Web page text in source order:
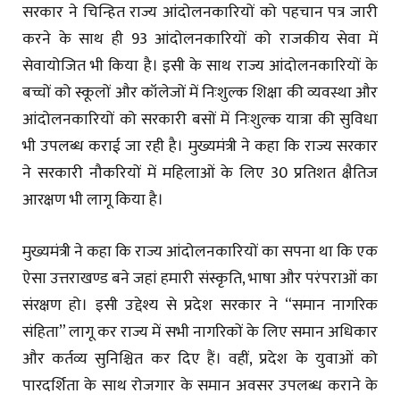
सरकार ने चिन्हित राज्य आंदोलनकारियों को पहचान पत्र जारी
करने के साथ ही 93 आंदोलनकारियों को राजकीय सेवा में
सेवायोजित भी किया है। इसी के साथ राज्य आंदोलनकारियों के
बच्चों को स्कूलों और कॉलेजों में निःशुल्क शिक्षा की व्यवस्था और
आंदोलनकारियों को सरकारी बसों में निःशुल्क यात्रा की सुविधा
भी उपलब्ध कराई जा रही है। मुख्यमंत्री ने कहा कि राज्य सरकार
ने सरकारी नौकरियों में महिलाओं के लिए 30 प्रतिशत क्षैतिज
आरक्षण भी लागू किया है।
मुख्यमंत्री ने कहा कि राज्य आंदोलनकारियों का सपना था कि एक
ऐसा उत्तराखण्ड बने जहां हमारी संस्कृति, भाषा और परंपराओं का
संरक्षण हो। इसी उद्देश्य से प्रदेश सरकार ने “समान नागरिक
संहिता” लागू कर राज्य में सभी नागरिकों के लिए समान अधिकार
और कर्तव्य सुनिश्चित कर दिए हैं। वहीं, प्रदेश के युवाओं को
पारदर्शिता के साथ रोजगार के समान अवसर उपलब्ध कराने के